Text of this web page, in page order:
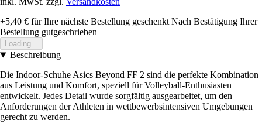
+5,40 € für Ihre nächste Bestellung geschenkt Nach Bestätigung Ihrer
Bestellung gutgeschrieben
Loading...
Beschreibung
Die Indoor-Schuhe Asics Beyond FF 2 sind die perfekte Kombination
aus Leistung und Komfort, speziell für Volleyball-Enthusiasten
entwickelt. Jedes Detail wurde sorgfältig ausgearbeitet, um den
Anforderungen der Athleten in wettbewerbsintensiven Umgebungen
gerecht zu werden.